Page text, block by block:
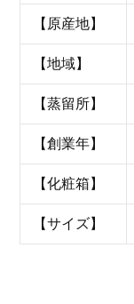
【原産地】
【地域】
【蒸留所】
【創業年】
【化粧箱】
【サイズ】